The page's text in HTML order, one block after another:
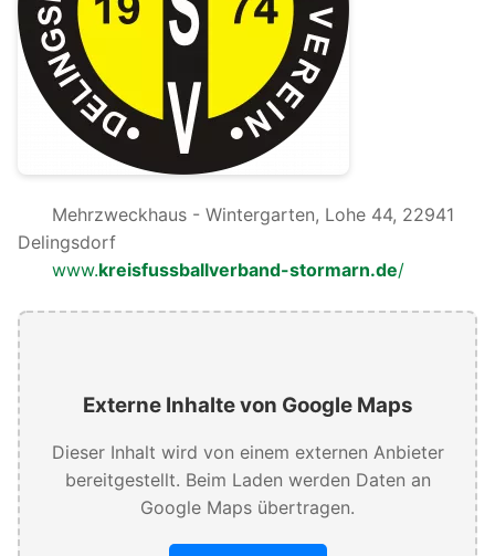
Mehrzweckhaus - Wintergarten, Lohe 44, 22941
Delingsdorf
www.kreisfussballverband-stormarn.de/
Externe Inhalte von Google Maps
Dieser Inhalt wird von einem externen Anbieter
bereitgestellt. Beim Laden werden Daten an
Google Maps übertragen.